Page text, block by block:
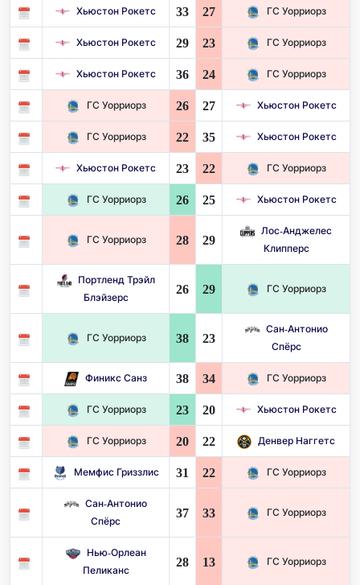
Хьюстон Рокетс 33 27 ГС Уорриорз
Хьюстон Рокетс 29 23 ГС Уорриорз
Хьюстон Рокетс 36 24 ГС Уорриорз
ГС Уорриорз 26 27 Хьюстон Рокетс
ГС Уорриорз 22 35 Хьюстон Рокетс
Хьюстон Рокетс 23 22 ГС Уорриорз
ГС Уорриорз 26 25 Хьюстон Рокетс
ГС Уорриорз 28 29
Лос-Анджелес
Клипперс
Портленд Трэйл
Блэйзерс
26 29 ГС Уорриорз
ГС Уорриорз 38 23
Сан-Антонио
Спёрс
Финикс Санз 38 34 ГС Уорриорз
ГС Уорриорз 23 20 Хьюстон Рокетс
ГС Уорриорз 20 22 Денвер Наггетс
Мемфис Гриззлис 31 22 ГС Уорриорз
Сан-Антонио
Спёрс
37 33 ГС Уорриорз
Нью-Орлеан
Пеликанс
28 13 ГС Уорриорз